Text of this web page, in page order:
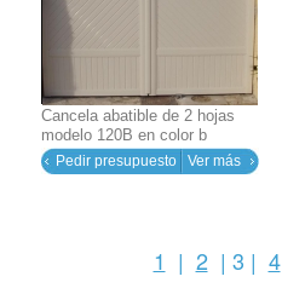
Cancela abatible de 2 hojas
modelo 120B en color b
Pedir presupuesto Ver más
1 | 2 | 3 | 4